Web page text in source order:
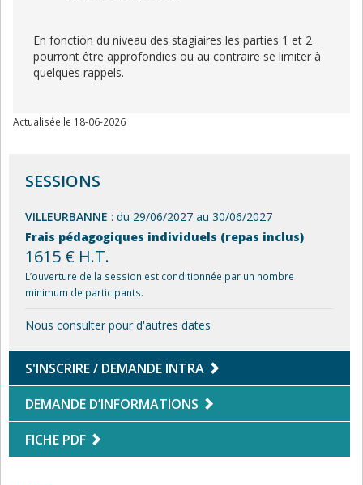
En fonction du niveau des stagiaires les parties 1 et 2
pourront être approfondies ou au contraire se limiter à
quelques rappels.
Actualisée le 18-06-2026
SESSIONS
VILLEURBANNE : du 29/06/2027 au 30/06/2027
Frais pédagogiques individuels (repas inclus)
1615 € H.T.
L’ouverture de la session est conditionnée par un nombre
minimum de participants.
Nous consulter pour d'autres dates
S'INSCRIRE / DEMANDE INTRA
DEMANDE D’INFORMATIONS
FICHE PDF